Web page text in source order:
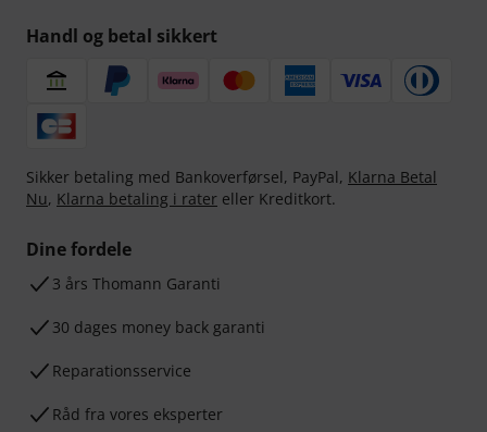
Handl og betal sikkert
Sikker betaling med Bankoverførsel, PayPal, Klarna Betal
Nu, Klarna betaling i rater eller Kreditkort.
Dine fordele
3 års Thomann Garanti
30 dages money back garanti
Reparationsservice
Råd fra vores eksperter